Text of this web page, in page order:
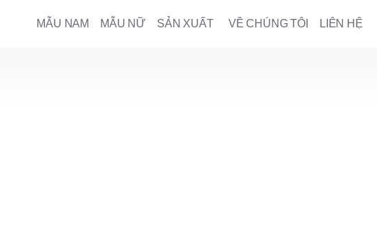
MẪU NAM MẪU NỮ SẢN XUẤT VỀ CHÚNG TÔI LIÊN HỆ